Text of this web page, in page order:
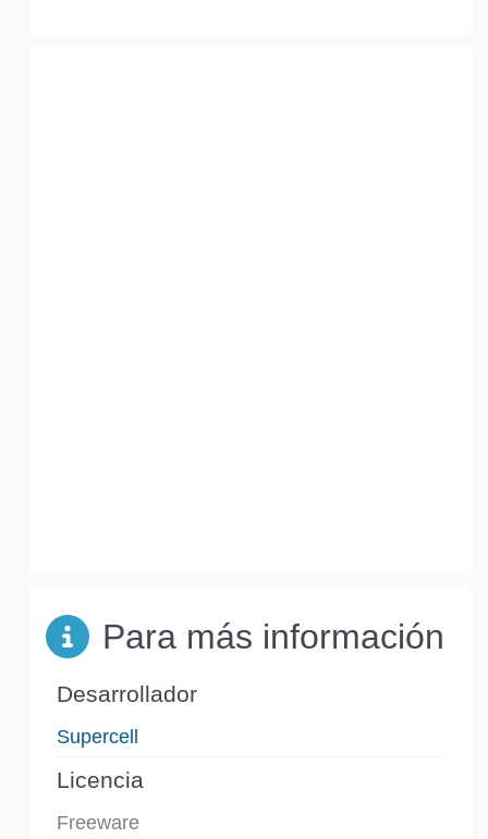
Para más información
Desarrollador
Supercell
Licencia
Freeware